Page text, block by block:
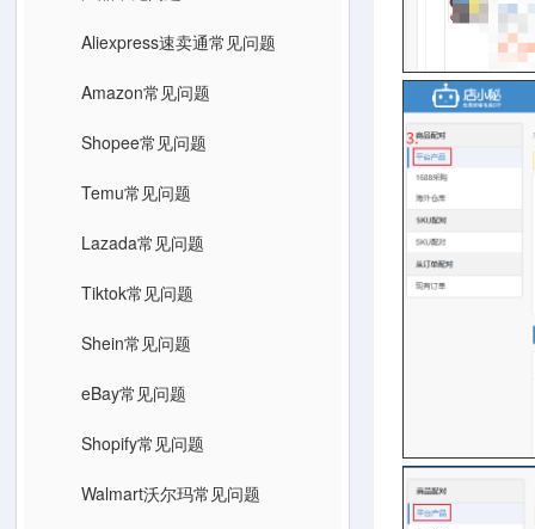
Aliexpress速卖通常见问题
Amazon常见问题
Shopee常见问题
Temu常见问题
Lazada常见问题
Tiktok常见问题
Shein常见问题
eBay常见问题
Shopify常见问题
Walmart沃尔玛常见问题